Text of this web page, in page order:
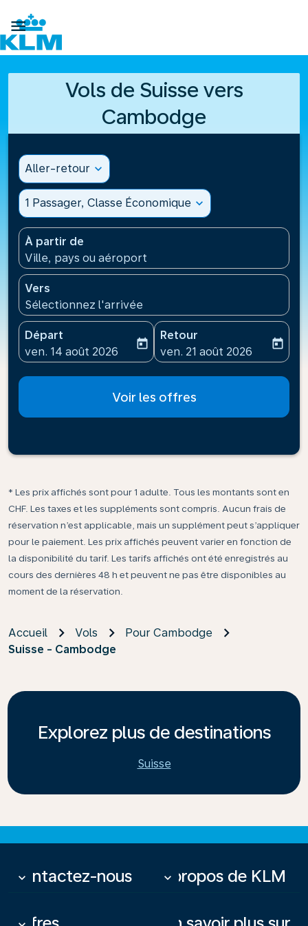

Vols de Suisse vers
Cambodge
Aller-retour expand_more
1 Passager, Classe Économique expand_more
À partir de
Ville, pays ou aéroport
Vers
Sélectionnez l'arrivée
Départ
fc-booking-departure-date-aria-label
ven. 14 août 2026
today
Retour
fc-booking-return-date-
ven. 21 août 2026
today
Voir les offres
* Les prix affichés sont pour 1 adulte. Tous les montants sont en
CHF. Les taxes et les suppléments sont compris. Aucun frais de
réservation n’est applicable, mais un supplément peut s’appliquer
pour le paiement. Les prix affichés peuvent varier en fonction de
la disponibilité du tarif. Les tarifs affichés ont été enregistrés au
cours des dernières 48 h et peuvent ne pas être disponibles au
moment de la réservation.
Accueil Vols
Pour Cambodge
Suisse - Cambodge
Explorez plus de destinations
Suisse
Contactez-nous
keyboard_arrow_down À propos de KLM
keyboard_arrow_down